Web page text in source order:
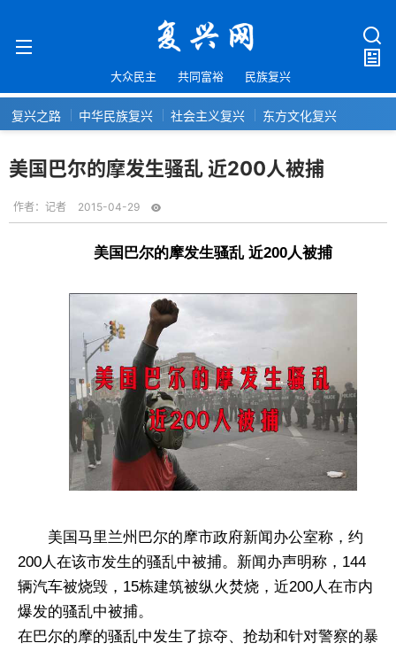
大众民主 共同富裕 民族复兴
复兴之路 中华民族复兴 社会主义复兴 东方文化复兴
美国巴尔的摩发生骚乱 近200人被捕
作者： 记者 2015-04-29
美国巴尔的摩发生骚乱 近200人被捕
美国马里兰州巴尔的摩市政府新闻办公室称，约
200人在该市发生的骚乱中被捕。新闻办声明称，144
辆汽车被烧毁，15栋建筑被纵火焚烧，近200人在市内
爆发的骚乱中被捕。
在巴尔的摩的骚乱中发生了掠夺、抢劫和针对警察的暴